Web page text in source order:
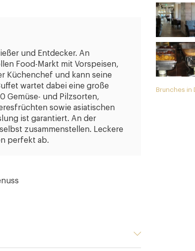
und Entdecker. An
Food-Markt mit Vorspeisen,
Küchenchef und kann seine
wartet dabei eine große
Gemüse- und Pilzsorten,
sowie asiatischen
ist garantiert. An der
zusammenstellen. Leckere
perfekt ab.
Brunches in